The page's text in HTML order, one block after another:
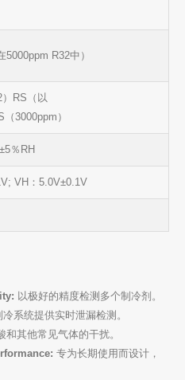
R32中）
RS（以
3000ppm）
％RH
VH：5.0V±0.1V
以极好的精度检测多个制冷剂。
系统提供实时泄漏检测。
和其他常见气体的干扰。
专为长期使用而设计，